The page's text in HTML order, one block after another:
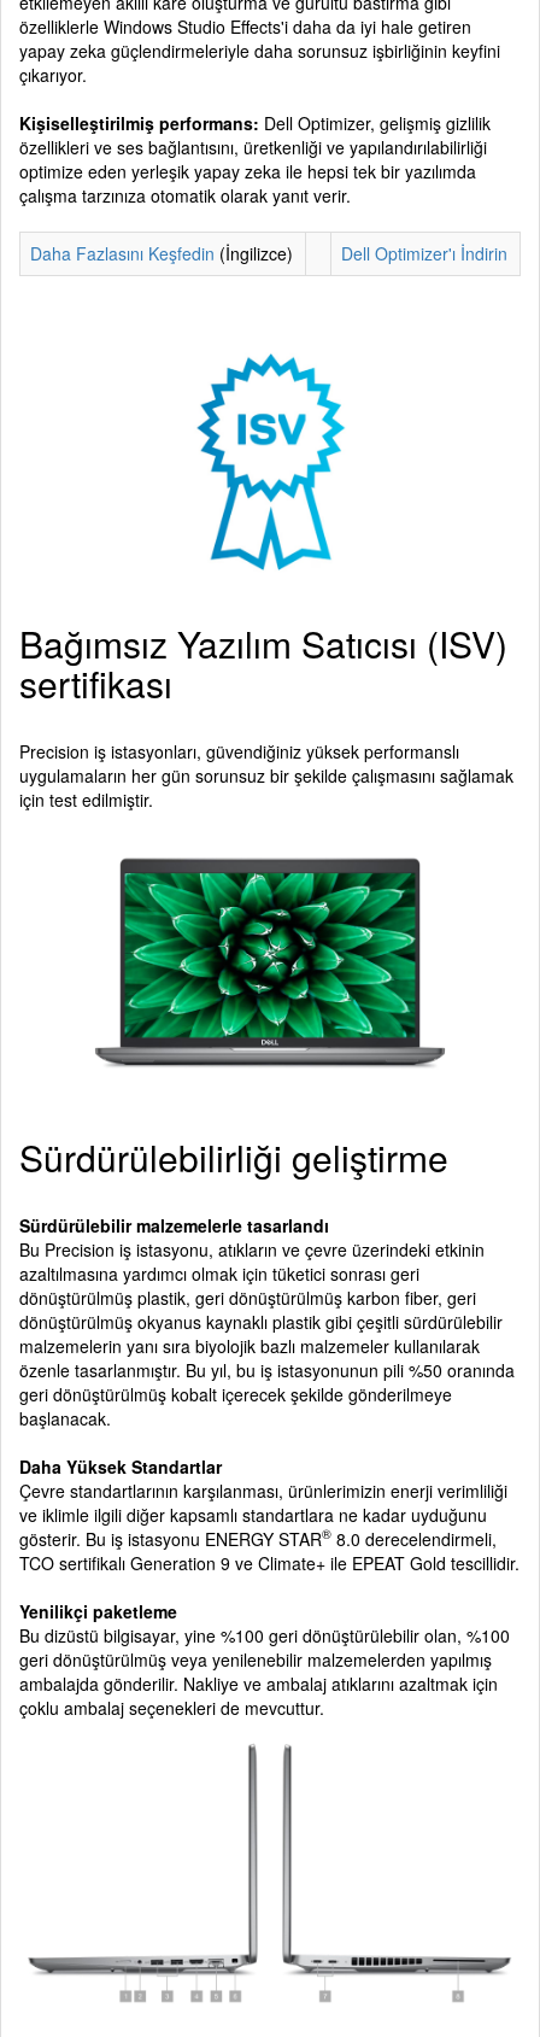
özelliklerle Windows Studio Effects'i daha da iyi hale getiren
yapay zeka güçlendirmeleriyle daha sorunsuz işbirliğinin keyfini
çıkarıyor.
Kişiselleştirilmiş performans: Dell Optimizer, gelişmiş gizlilik
özellikleri ve ses bağlantısını, üretkenliği ve yapılandırılabilirliği
optimize eden yerleşik yapay zeka ile hepsi tek bir yazılımda
çalışma tarzınıza otomatik olarak yanıt verir.
Daha Fazlasını Keşfedin (İngilizce) Dell Optimizer'ı İndirin
Bağımsız Yazılım Satıcısı (ISV)
sertifikası
Precision iş istasyonları, güvendiğiniz yüksek performanslı
uygulamaların her gün sorunsuz bir şekilde çalışmasını sağlamak
için test edilmiştir.
Sürdürülebilirliği geliştirme
Sürdürülebilir malzemelerle tasarlandı
Bu Precision iş istasyonu, atıkların ve çevre üzerindeki etkinin
azaltılmasına yardımcı olmak için tüketici sonrası geri
dönüştürülmüş plastik, geri dönüştürülmüş karbon fiber, geri
dönüştürülmüş okyanus kaynaklı plastik gibi çeşitli sürdürülebilir
malzemelerin yanı sıra biyolojik bazlı malzemeler kullanılarak
özenle tasarlanmıştır. Bu yıl, bu iş istasyonunun pili %50 oranında
geri dönüştürülmüş kobalt içerecek şekilde gönderilmeye
başlanacak.
Daha Yüksek Standartlar
Çevre standartlarının karşılanması, ürünlerimizin enerji verimliliği
ve iklimle ilgili diğer kapsamlı standartlara ne kadar uyduğunu
gösterir. Bu iş istasyonu ENERGY STAR® 8.0 derecelendirmeli,
TCO sertifikalı Generation 9 ve Climate+ ile EPEAT Gold tescillidir.
Yenilikçi paketleme
Bu dizüstü bilgisayar, yine %100 geri dönüştürülebilir olan, %100
geri dönüştürülmüş veya yenilenebilir malzemelerden yapılmış
ambalajda gönderilir. Nakliye ve ambalaj atıklarını azaltmak için
çoklu ambalaj seçenekleri de mevcuttur.